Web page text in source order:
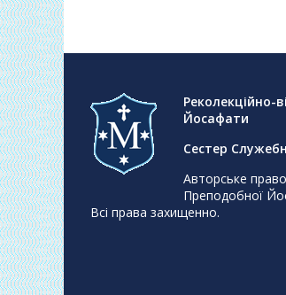
Реколекційно-
Йосафати
Сестер
Авторське
Преподобної
Всі права захищенно.